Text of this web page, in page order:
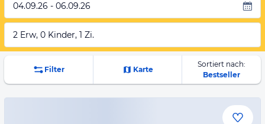
04.09.26 - 06.09.26
2 Erw, 0 Kinder, 1 Zi.
Filter Karte
Sortiert nach:
Bestseller